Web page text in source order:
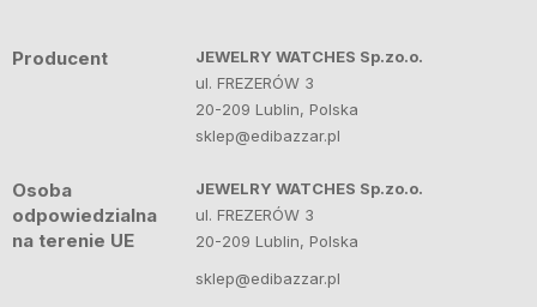
Producent
JEWELRY WATCHES Sp.zo.o.
ul. FREZERÓW 3
20-209 Lublin, Polska
sklep@edibazzar.pl
Osoba
odpowiedzialna
na terenie UE
JEWELRY WATCHES Sp.zo.o.
ul. FREZERÓW 3
20-209 Lublin, Polska
sklep@edibazzar.pl